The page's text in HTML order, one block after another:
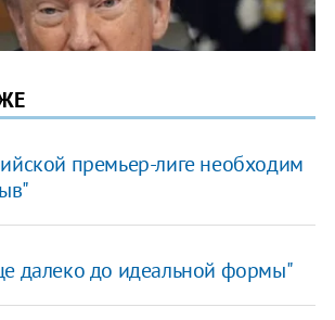
премьер-лиге необходим
далеко до идеальной формы"